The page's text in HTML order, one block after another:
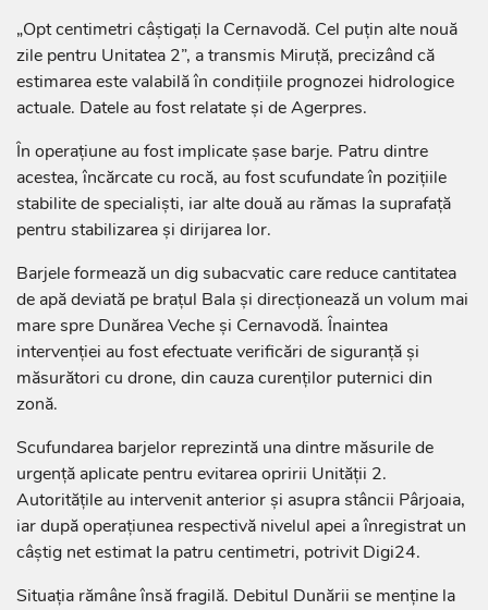
„Opt centimetri câștigați la Cernavodă. Cel puțin alte nouă
zile pentru Unitatea 2”, a transmis Miruță, precizând că
estimarea este valabilă în condițiile prognozei hidrologice
actuale. Datele au fost relatate și de Agerpres.
În operațiune au fost implicate șase barje. Patru dintre
acestea, încărcate cu rocă, au fost scufundate în pozițiile
stabilite de specialiști, iar alte două au rămas la suprafață
pentru stabilizarea și dirijarea lor.
Barjele formează un dig subacvatic care reduce cantitatea
de apă deviată pe brațul Bala și direcționează un volum mai
mare spre Dunărea Veche și Cernavodă. Înaintea
intervenției au fost efectuate verificări de siguranță și
măsurători cu drone, din cauza curenților puternici din
zonă.
Scufundarea barjelor reprezintă una dintre măsurile de
urgență aplicate pentru evitarea opririi Unității 2.
Autoritățile au intervenit anterior și asupra stâncii Pârjoaia,
iar după operațiunea respectivă nivelul apei a înregistrat un
câștig net estimat la patru centimetri, potrivit Digi24.
Situația rămâne însă fragilă. Debitul Dunării se menține la